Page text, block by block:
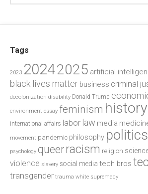
Tags
2023 20242025 artificial
black lives matter business criminal
decolonization disability Donald Trump
environment essay feminism history
international affairs labor law media
movement pandemic philosophy politics
psychology queerracism religion
violence slavery social media tech bros
transgender trauma white supremacy